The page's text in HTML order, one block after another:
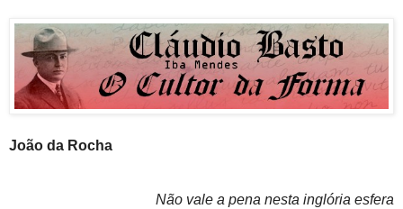
João da Rocha
Não vale a pena nesta inglória esfera